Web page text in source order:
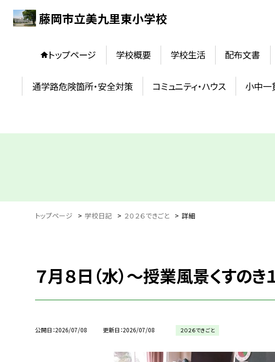
藤岡市立美九里東小学校
トップページ 学校概要 学校生活 配布文書
通学路危険箇所・安全対策 コミュニティ・ハウス 小中一
トップページ > 学校日記 > ２０２６できごと > 詳細
７月８日（水）～授業風景くすの
公開日 2026/07/08 更新日 2026/07/08 ２０２６できごと